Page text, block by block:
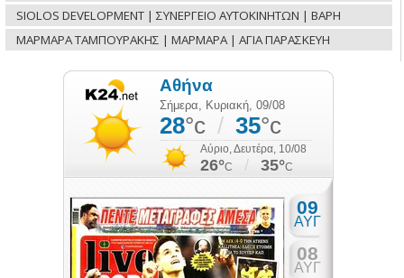
SIOLOS DEVELOPMENT | ΣΥΝΕΡΓΕΙΟ ΑΥΤΟΚΙΝΗΤΩΝ | ΒΑΡΗ
ΜΑΡΜΑΡΑ ΤΑΜΠΟΥΡΑΚΗΣ | ΜΑΡΜΑΡΑ | ΑΓΙΑ ΠΑΡΑΣΚΕΥΗ